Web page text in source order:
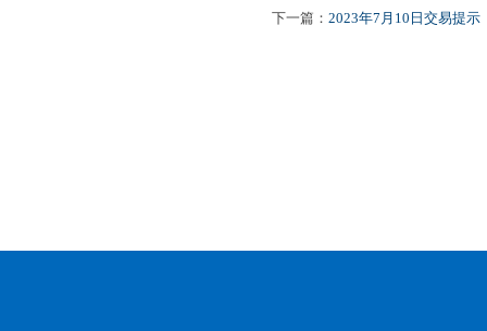
下一篇： 2023年7月10日交易提示